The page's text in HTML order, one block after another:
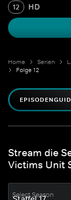
12 HD
Home Serien
Folge 12
Stream die
Victims Unit
Select Season